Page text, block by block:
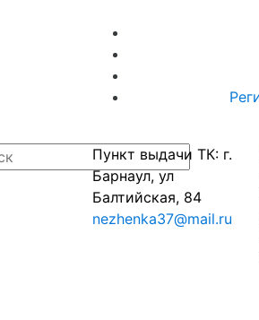
Пункт выдачи ТК: г.
Барнаул, ул
Балтийская, 84
nezhenka37@mail.ru